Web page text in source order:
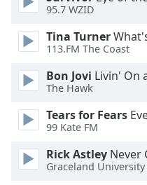
Text
Background
Color
Opacity
Caption
Background
95.7 WZID
Tina Turner
113.FM The Coast
Bon Jovi Livin' On
The Hawk
Tears for Fears
99 Kate FM
Rick Astley Never
Graceland University